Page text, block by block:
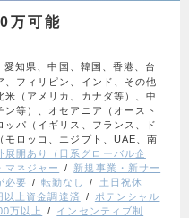
万可能
愛知県、中国、韓国、香港、台
フィリピン、インド、その他
（アメリカ、カナダ等）、中
等）、オセアニア（オースト
パ（イギリス、フランス、ド
モロッコ、エジプト、UAE、南
展開あり（日系グローバル企
マネジャー
新規事業・新サー
必要 転勤なし
土日祝休
以上資金調達済
ポテンシャル
万以上
インセンティブ制